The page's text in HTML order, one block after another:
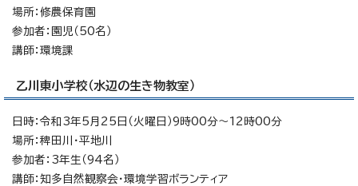
場所：修農保育園
参加者：園児（50名）
講師：環境課
乙川東小学校（水辺の生き物教室）
日時：令和3年5月25日（火曜日）9時00分～12時00分
場所：稗田川・平地川
参加者：3年生（94名）
講師：知多自然観察会・環境学習ボランティア